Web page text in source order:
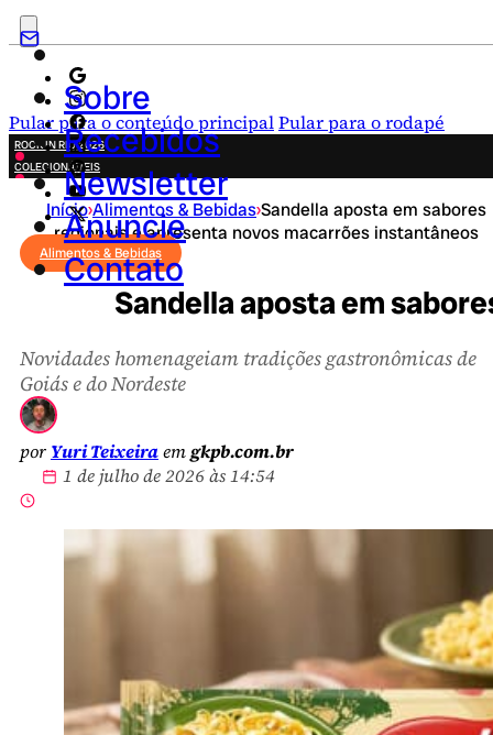
Pular para o conteúdo principalPular para o rodapé
Sobre
Recebidos
Newsletter
Anuncie
Contato
ROCK IN RIO 2026
COLECIONÁVEIS
FESTA JUNINA
NOVIDADES
CAMPANHAS CRIATIVAS
Início›Alimentos & Bebidas›Sandella aposta em sabores
regionais e apresenta novos macarrões instantâneos
Alimentos & Bebidas
Sandella aposta em
Novidades homenageiam tradições gastronômicas de
Goiás e do Nordeste
por Yuri Teixeiraemgkpb.com.br
1 de julho de 2026 às 14:54